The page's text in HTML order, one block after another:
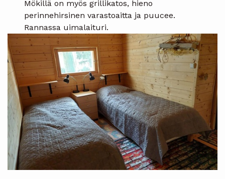
Mökillä on myös grillikatos, hieno
perinnehirsinen varastoaitta ja puucee.
Rannassa uimalaituri.